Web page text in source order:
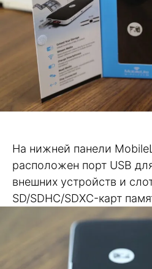
На нижней панели
расположен порт USB
внешних устройств и
SD/SDHC/SDXC-карт